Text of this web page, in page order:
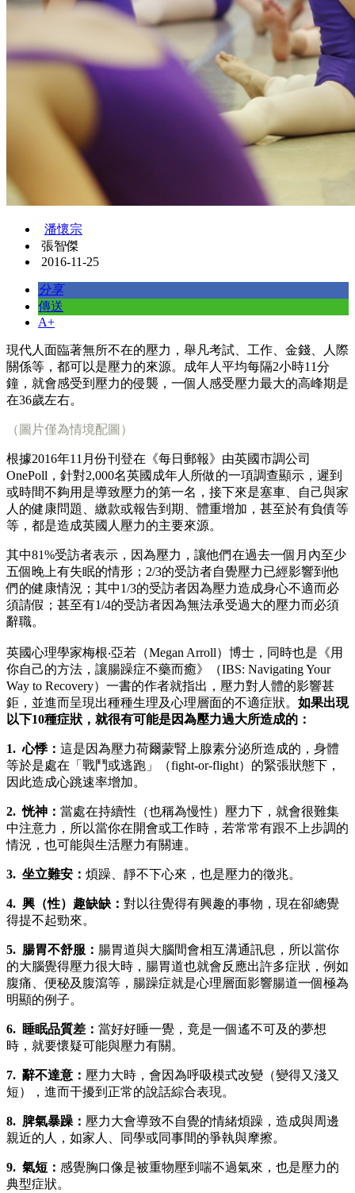
潘懷宗
張智傑
2016-11-25
分享
傳送
A+
現代人面臨著無所不在的壓力，舉凡考試、工作、金錢、人際
關係等，都可以是壓力的來源。成年人平均每隔2小時11分
鐘，就會感受到壓力的侵襲，一個人感受壓力最大的高峰期是
在36歲左右。
（圖片僅為情境配圖）
根據2016年11月份刊登在《每日郵報》由英國市調公司
OnePoll，針對2,000名英國成年人所做的一項調查顯示，遲到
或時間不夠用是導致壓力的第一名，接下來是塞車、自己與家
人的健康問題、繳款或報告到期、體重增加，甚至於有負債等
等，都是造成英國人壓力的主要來源。
其中81%受訪者表示，因為壓力，讓他們在過去一個月內至少
五個晚上有失眠的情形；2/3的受訪者自覺壓力已經影響到他
們的健康情況；其中1/3的受訪者因為壓力造成身心不適而必
須請假；甚至有1/4的受訪者因為無法承受過大的壓力而必須
辭職。
英國心理學家梅根‧亞若（Megan Arroll）博士，同時也是《用
你自己的方法，讓腸躁症不藥而癒》（IBS: Navigating Your
Way to Recovery）一書的作者就指出，壓力對人體的影響甚
鉅，並進而呈現出種種生理及心理層面的不適症狀。 如果出現
以下10種症狀，就很有可能是因為壓力過大所造成的：
1. 心悸： 這是因為壓力荷爾蒙腎上腺素分泌所造成的，身體
等於是處在「戰鬥或逃跑」（fight-or-flight）的緊張狀態下，
因此造成心跳速率增加。
2. 恍神： 當處在持續性（也稱為慢性）壓力下，就會很難集
中注意力，所以當你在開會或工作時，若常常有跟不上步調的
情況，也可能與生活壓力有關連。
3. 坐立難安： 煩躁、靜不下心來，也是壓力的徵兆。
4. 興（性）趣缺缺： 對以往覺得有興趣的事物，現在卻總覺
得提不起勁來。
5. 腸胃不舒服： 腸胃道與大腦間會相互溝通訊息，所以當你
的大腦覺得壓力很大時，腸胃道也就會反應出許多症狀，例如
腹痛、便秘及腹瀉等，腸躁症就是心理層面影響腸道一個極為
明顯的例子。
6. 睡眠品質差： 當好好睡一覺，竟是一個遙不可及的夢想
時，就要懷疑可能與壓力有關。
7. 辭不達意： 壓力大時，會因為呼吸模式改變（變得又淺又
短），進而干擾到正常的說話綜合表現。
8. 脾氣暴躁： 壓力大會導致不自覺的情緒煩躁，造成與周邊
親近的人，如家人、同學或同事間的爭執與摩擦。
9. 氣短： 感覺胸口像是被重物壓到喘不過氣來，也是壓力的
典型症狀。